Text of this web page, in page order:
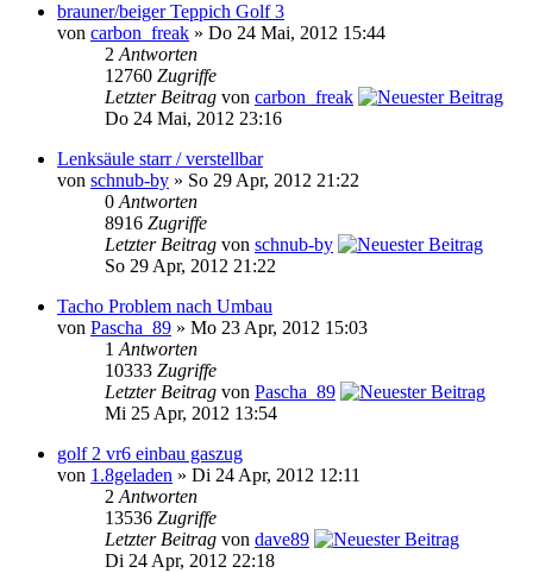
brauner/beiger Teppich Golf 3
von carbon_freak » Do 24 Mai, 2012 15:44
2 Antworten
12760 Zugriffe
Letzter Beitrag von carbon_freak
Do 24 Mai, 2012 23:16
Lenksäule starr / verstellbar
von schnub-by » So 29 Apr, 2012 21:22
0 Antworten
8916 Zugriffe
Letzter Beitrag von schnub-by
So 29 Apr, 2012 21:22
Tacho Problem nach Umbau
von Pascha_89 » Mo 23 Apr, 2012 15:03
1 Antworten
10333 Zugriffe
Letzter Beitrag von Pascha_89
Mi 25 Apr, 2012 13:54
golf 2 vr6 einbau gaszug
von 1.8geladen » Di 24 Apr, 2012 12:11
2 Antworten
13536 Zugriffe
Letzter Beitrag von dave89
Di 24 Apr, 2012 22:18